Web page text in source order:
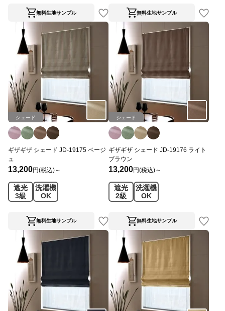
無料生地サンプル 無料生地サンプル
シェード
ギザギザ シェード JD-19175 ベージ
ュ
13,200円(税込)～
遮光
3級
洗濯機
OK
無料生地サンプル
シェード
ギザギザ シェード JD-19176 ライト
ブラウン
13,200円(税込)～
遮光
2級
洗濯機
OK
無料生地サンプル